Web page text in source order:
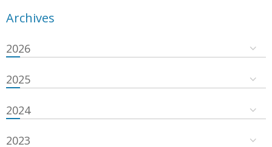
Archives
2026
2025
2024
2023